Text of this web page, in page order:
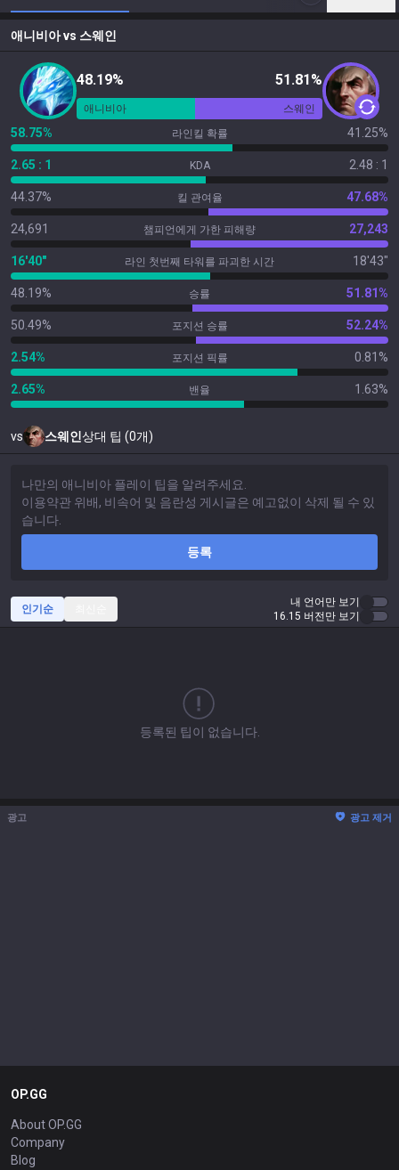
애니비아vs 스웨인
48.19% 51.81%
애니비아 스웨인
58.75% 라인킬 확률 41.25%
2.65 : 1 KDA 2.48 : 1
44.37% 킬 관여율 47.68%
24,691 챔피언에게 가한 피해량 27,243
16'40" 라인 첫번째 타워를 파괴한 시간 18'43"
48.19% 승률 51.81%
50.49% 포지션 승률 52.24%
2.54% 포지션 픽률 0.81%
2.65% 밴율 1.63%
vs 스웨인 상대 팁 (0개)
등록
인기순
내 언어만 보기
16.15 버전만 보기
등록된 팁이 없습니다.
광고 광고 제거
OP.GG
About OP.GG
Company
Blog